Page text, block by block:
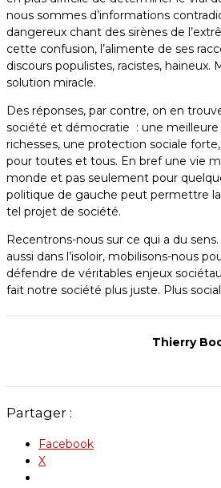
nous sommes d’informations
dangereux chant des sirènes de
cette confusion, l’alimente de ses
discours populistes, racistes, haineux.
solution miracle.
Des réponses, par contre, on en
société et démocratie : une
richesses, une protection sociale
pour toutes et tous. En bref une vie
monde et pas seulement pour
politique de gauche peut permettre
tel projet de société.
Recentrons-nous sur ce qui a du
aussi dans l’isoloir, mobilisons-nous
défendre de véritables enjeux
fait notre société plus juste. Plus
Thierry
Partager :
Facebook
X